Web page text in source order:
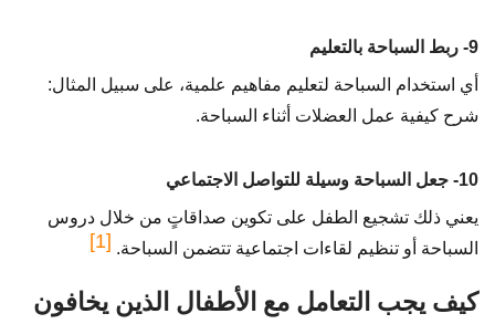
9- ربط السباحة بالتعليم
أي استخدام السباحة لتعليم مفاهيم علمية، على سبيل المثال:
شرح كيفية عمل العضلات أثناء السباحة.
10- جعل السباحة وسيلة للتواصل الاجتماعي
يعني ذلك تشجيع الطفل على تكوين صداقاتٍ من خلال دروس
السباحة أو تنظيم لقاءات اجتماعية تتضمن السباحة. [1]
كيف يجب التعامل مع الأطفال الذين يخافون